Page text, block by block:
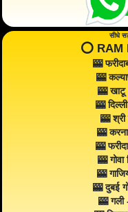
सीधे
⭕️ RAM
🎰
🎰
🎰
🎰
🎰
🎰
🎰
🎰
🎰
🎰 दुबई
🎰